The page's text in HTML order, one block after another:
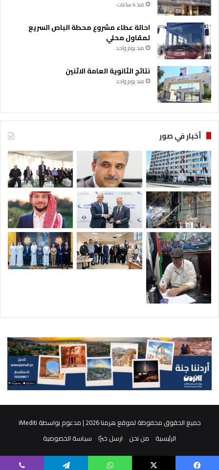
منذ 4 ساعات
احالة عطاء مشروع محطة الباص السريع
لمقاول محلي
منذ يوم واحد
نتائج الثانوية العامة الاثنين
منذ يوم واحد
أخبار في صور
جميع الحقوق محفوظة لموقع هرمنا 2026 | مدعوم بواسطة
iMediti
الرئيسية
من نحن ارسل خبرًا سياسة الخصوصية